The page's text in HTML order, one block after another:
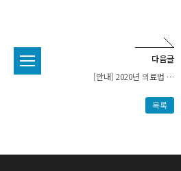
다음글
[안내] 2020년 의료법 …
목록